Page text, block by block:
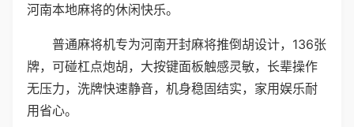
河南本地麻将的休闲快乐。
普通麻将机专为河南开封麻将推倒胡设计，136张
牌，可碰杠点炮胡，大按键面板触感灵敏，长辈操作
无压力，洗牌快速静音，机身稳固结实，家用娱乐耐
用省心。